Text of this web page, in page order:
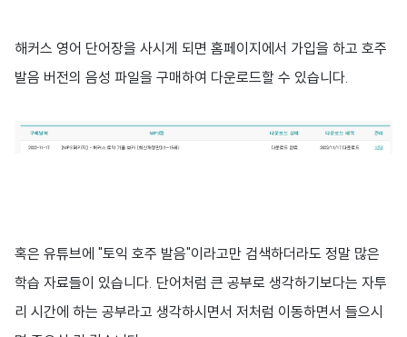
해커스 영어 단어장을 사시게 되면 홈페이지에서 가입을 하고 호주
발음 버전의 음성 파일을 구매하여 다운로드할 수 있습니다.
혹은 유튜브에 "토익 호주 발음"이라고만 검색하더라도 정말 많은
학습 자료들이 있습니다. 단어처럼 큰 공부로 생각하기보다는 자투
리 시간에 하는 공부라고 생각하시면서 저처럼 이동하면서 들으시